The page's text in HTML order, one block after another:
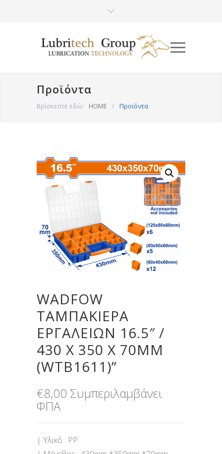
Προϊόντα
Βρίσκεστε εδώ: HOME / Προϊόντα
WADFOW
ΤΑΜΠΑΚΙΕΡΑ
ΕΡΓΑΛΕΙΩΝ 16.5″ /
430 Χ 350 Χ 70MM
(WTB1611)”
€8,00 Συμπεριλαμβάνει
ΦΠΑ
| Υλικό : PP